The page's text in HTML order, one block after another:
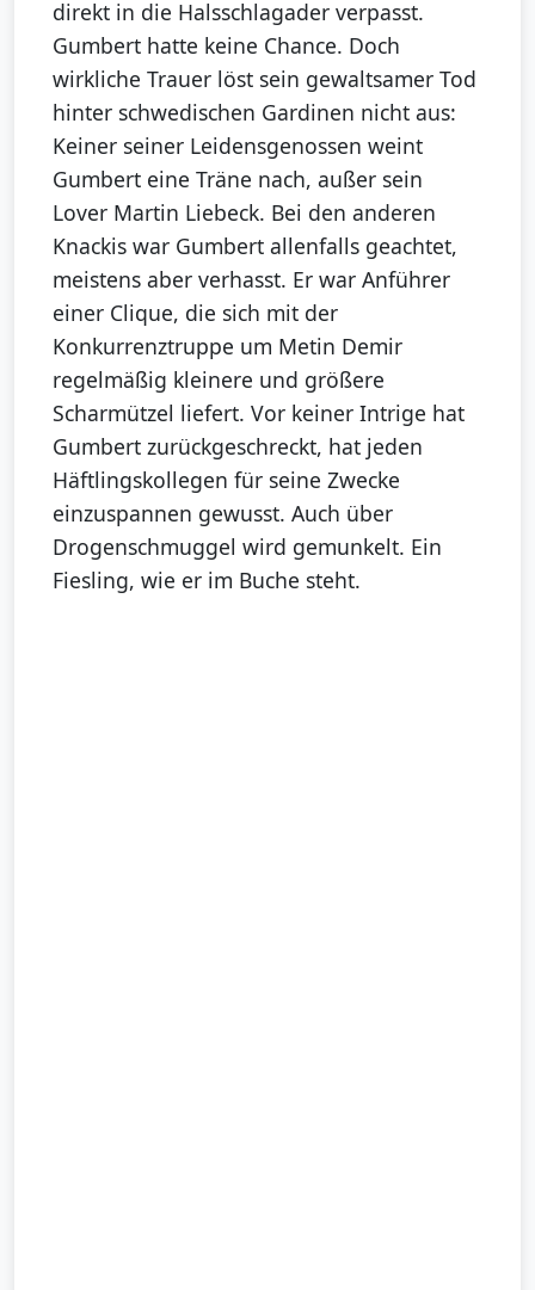
direkt in die Halsschlagader verpasst.
Gumbert hatte keine Chance. Doch
wirkliche Trauer löst sein gewaltsamer Tod
hinter schwedischen Gardinen nicht aus:
Keiner seiner Leidensgenossen weint
Gumbert eine Träne nach, außer sein
Lover Martin Liebeck. Bei den anderen
Knackis war Gumbert allenfalls geachtet,
meistens aber verhasst. Er war Anführer
einer Clique, die sich mit der
Konkurrenztruppe um Metin Demir
regelmäßig kleinere und größere
Scharmützel liefert. Vor keiner Intrige hat
Gumbert zurückgeschreckt, hat jeden
Häftlingskollegen für seine Zwecke
einzuspannen gewusst. Auch über
Drogenschmuggel wird gemunkelt. Ein
Fiesling, wie er im Buche steht.